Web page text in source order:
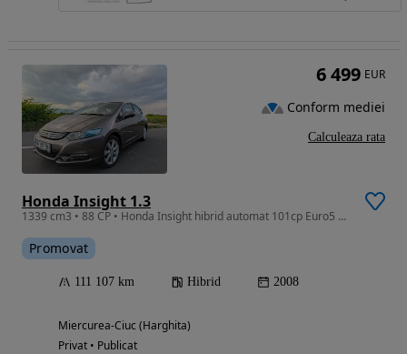
Honda Insight 1.3
1339 cm3 • 88 CP • Honda Insight hibrid automat 101cp Euro5 102cp 110.000km – Întreținut
Promovat
111 107 km Hibrid 2008
Miercurea-Ciuc (Harghita)
Privat • Publicat
6 499 EUR
Conform mediei
Calculeaza rata